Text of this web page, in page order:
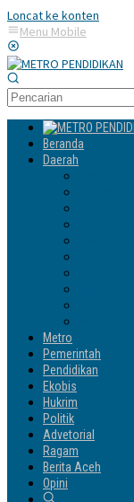
Loncat ke konten
Menu Mobile
Beranda
Daerah
Metro
Pemerintah
Pendidikan
Ekobis
Hukrim
Politik
Advetorial
Ragam
Berita Aceh
Opini